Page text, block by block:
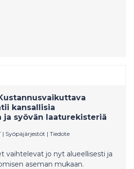
kansallisia
ja syövän laaturekisteriä
| Syöpäjärjestöt | Tiedote
vaihtelevat jo nyt alueellisesti ja
aseman mukaan.